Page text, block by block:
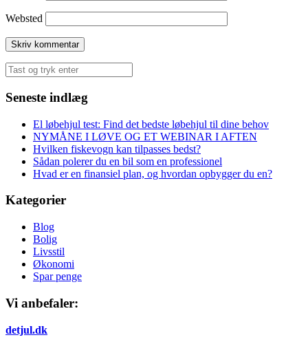
Websted
Søg
efter:
Seneste indlæg
El løbehjul test: Find det bedste løbehjul til dine behov
NYMÅNE I LØVE OG ET WEBINAR I AFTEN
Hvilken fiskevogn kan tilpasses bedst?
Sådan polerer du en bil som en professionel
Hvad er en finansiel plan, og hvordan opbygger du en?
Kategorier
Blog
Bolig
Livsstil
Økonomi
Spar penge
Vi anbefaler:
detjul.dk